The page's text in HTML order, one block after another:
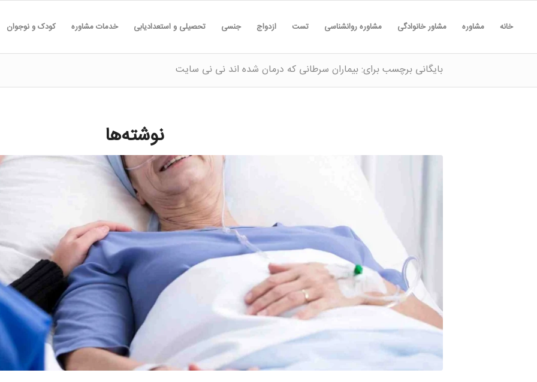
خانه مشاوره مشاور خانوادگی مشاوره روانشناسی تست ازدواج جنسی تحصیلی و استعدادیابی خدمات مشاوره کودک و نوجوان
بایگانی برچسب برای: بیماران سرطانی که درمان شده اند نی نی سایت
نوشته‌ها